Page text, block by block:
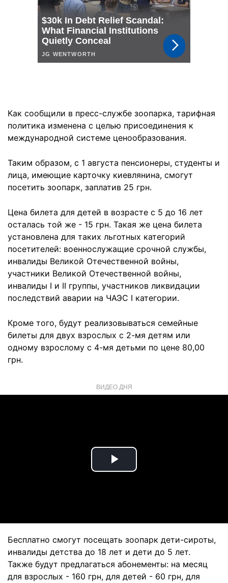
Как сообщили в пресс-службе зоопарка, тарифная
политика изменена с целью присоединения к
международной системе ценообразования.
Таким образом, с 1 августа пенсионеры, студенты и
лица, имеющие карточку киевлянина, смогут
посетить зоопарк, заплатив 25 грн.
Цена билета для детей в возрасте с 5 до 16 лет
осталась той же - 15 грн. Такая же цена билета
установлена для таких льготных категорий
посетителей: военнослужащие срочной службы,
инвалиды Великой Отечественной войны,
участники Великой Отечественной войны,
инвалиды I и ІІ группы, участников ликвидации
последствий аварии на ЧАЭС I категории.
Кроме того, будут реализовываться семейные
билеты для двух взрослых с 2-мя детям или
одному взрослому с 4-мя детьми по цене 80,00
грн.
ВИДЕО ДНЯ
Play
Бесплатно смогут посещать зоопарк дети-сироты,
инвалиды детства до 18 лет и дети до 5 лет.
Также будут предлагаться абонементы: на месяц
для взрослых - 160 грн, для детей - 60 грн, для